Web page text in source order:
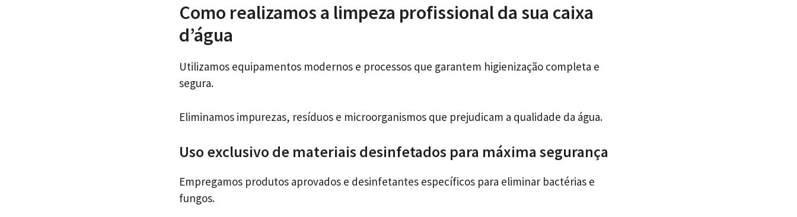
Como realizamos a limpeza profissional da sua caixa
d’água
Utilizamos equipamentos modernos e processos que garantem higienização completa e
segura.
Eliminamos impurezas, resíduos e microorganismos que prejudicam a qualidade da água.
Uso exclusivo de materiais desinfetados para máxima segurança
Empregamos produtos aprovados e desinfetantes específicos para eliminar bactérias e
fungos.